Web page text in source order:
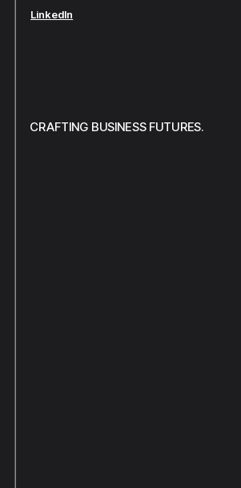
LinkedIn
CRAFTING BUSINESS FUTURES.